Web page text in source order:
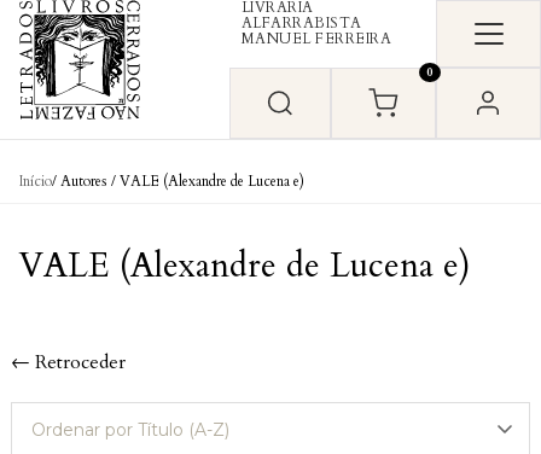
Skip to content
LIVRARIA
ALFARRABISTA
MANUEL FERREIRA
0
Início/ Autores / VALE (Alexandre de Lucena e)
VALE (Alexandre de Lucena e)
← Retroceder